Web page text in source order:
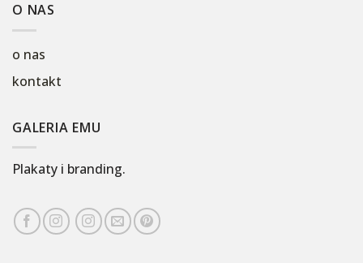
O NAS
o nas
kontakt
GALERIA EMU
Plakaty i branding.